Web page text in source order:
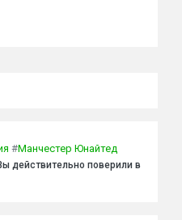
#Манчестер Юнайтед
действительно поверили в